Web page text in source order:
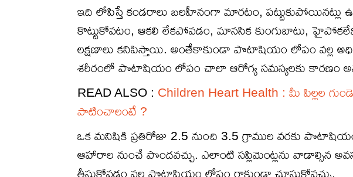
ఇది లోపిస్తే కండ‌రాలు బ‌ల‌హీనంగా మారటం, ప‌ట్టుకుపోయిన‌ట్లు
కొట్టుకోవటం, ఆక‌లి లేక‌పోవ‌డం, మానసిక కుంగుబాటు,
ల‌క్ష‌ణాలు క‌నిపిస్తాయి. అంతేకాకుండా పొటాషియం లోపం వల్ల అధిక
శరీరంలో పొటాషియం లోపం చాలా ఆరోగ్య సమస్యలకు కారణం
READ ALSO : Children Heart Health : మీ పిల్లల
పాటించాలంటే ?
ఒక మనిషికి ప్రతిరోజు 2.5 నుంచి 3.5 గ్రాముల వ‌ర‌కు
ఆహారాల నుంచే పొందవచ్చు. ఎలాంటి స‌ప్లిమెంట్ల‌ను వాడాల్సిన
తీసుకోవ‌డం వ‌ల్ల పొటాషియం లోపం రాకుండా చూసుకోవ‌చ్చు.